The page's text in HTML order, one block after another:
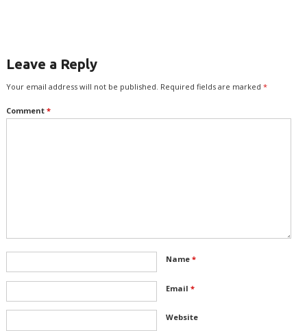
Leave a Reply
Your email address will not be published. Required fields are marked *
Comment *
Name *
Email *
Website